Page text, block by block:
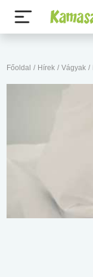
Főoldal / Hírek / Vágyak /